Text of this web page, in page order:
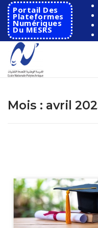
Aller
contenu
Portail Des
Plateformes
Numériques
Du MESRS
Mois : avril